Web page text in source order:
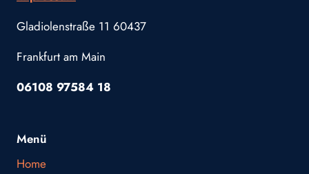
Gladiolenstraße 11 60437
Frankfurt am Main
06108 97584 18
Menü
Home